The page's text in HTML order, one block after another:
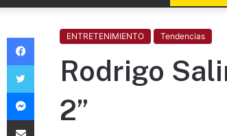
ENTRETENIMIENTO Tendencias
Rodrigo
2”
Facebook
Twitter
Messenger
Compartir vía Email